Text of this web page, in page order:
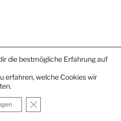
die bestmögliche Erfahrung auf
erfahren, welche Cookies wir
GDPR Cookie-Banner